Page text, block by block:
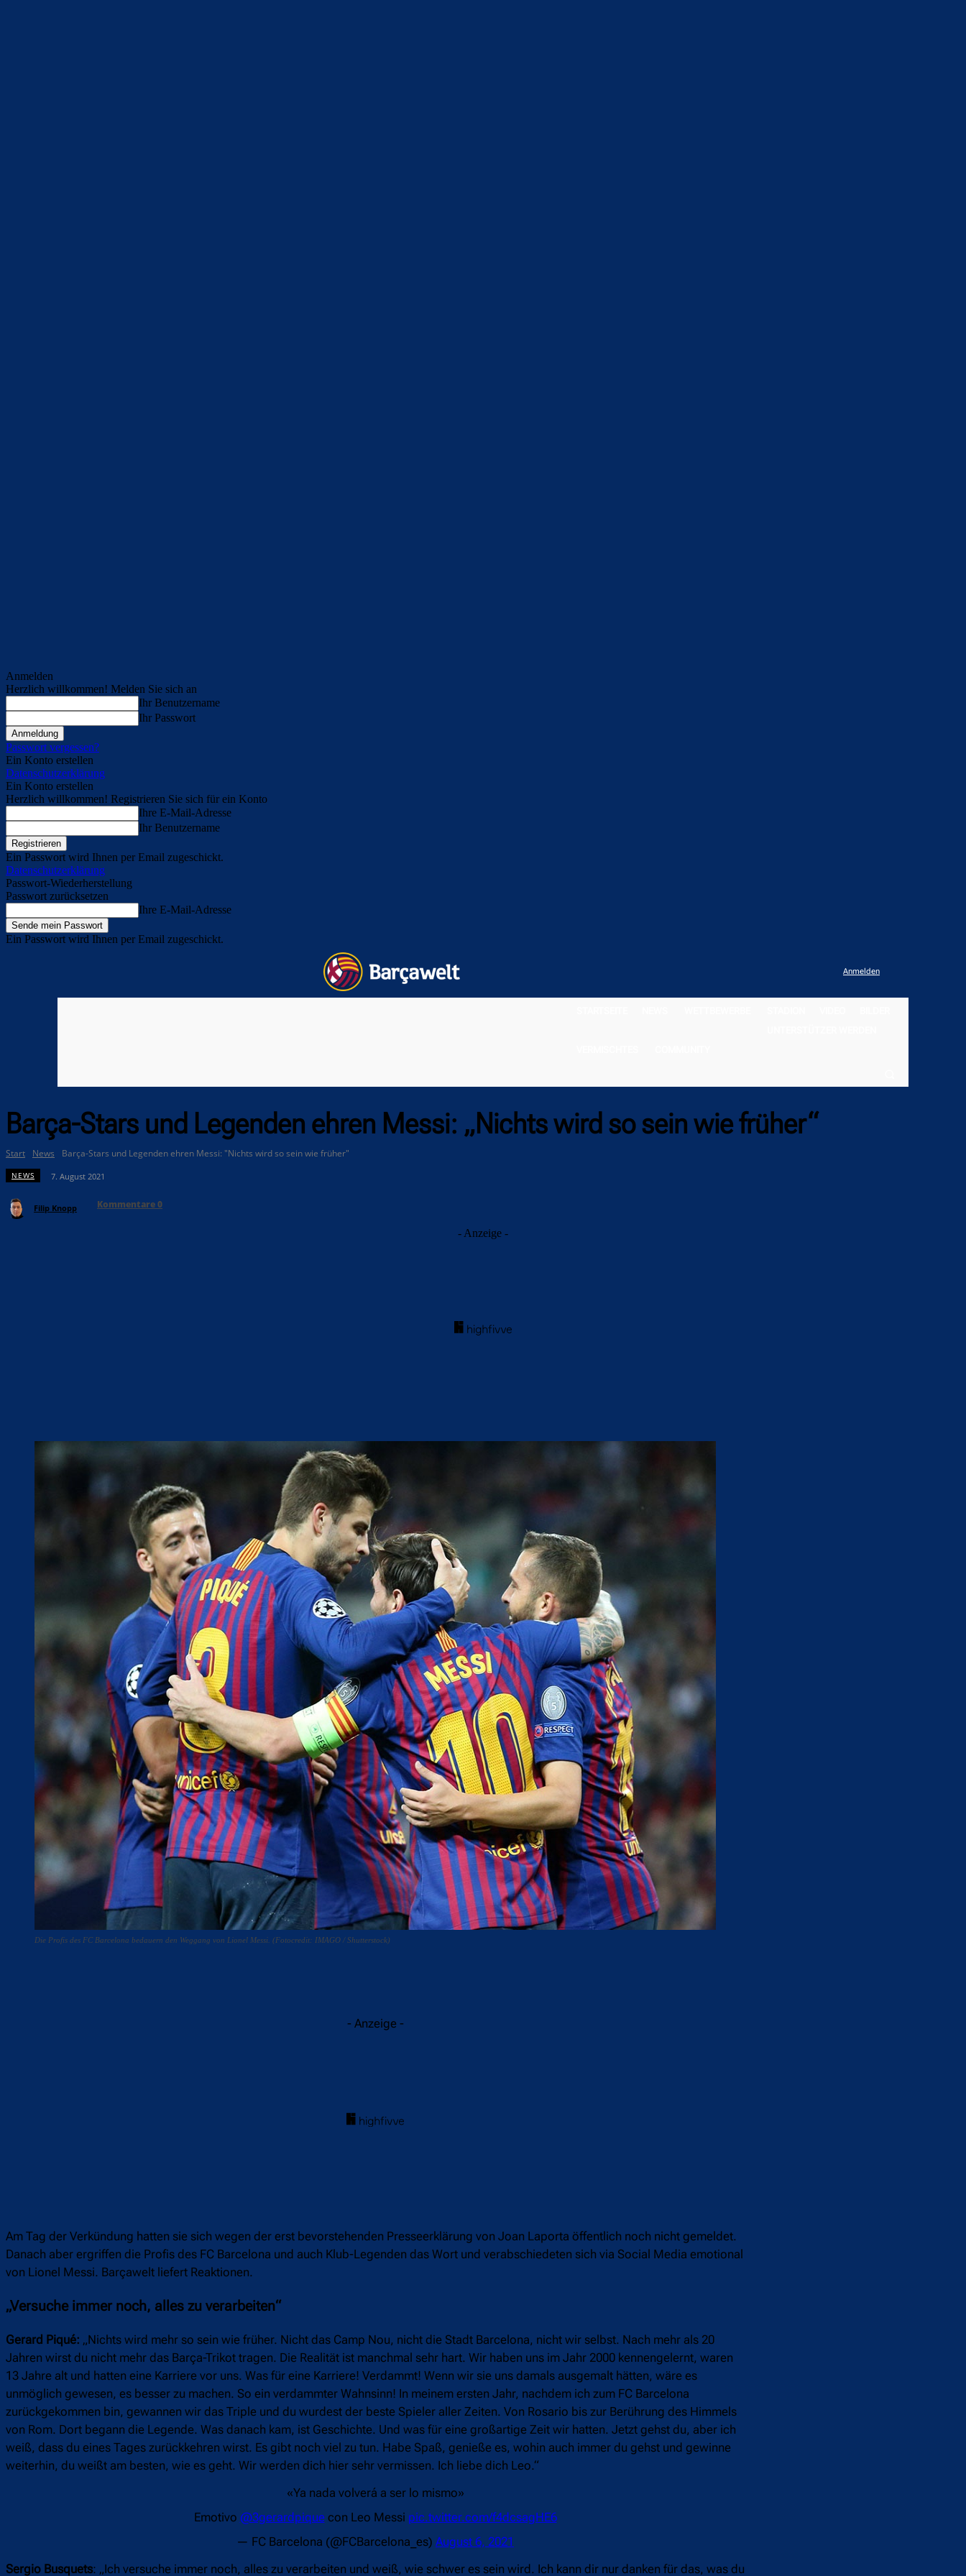
Anmelden
Herzlich willkommen! Melden Sie sich an
Ihr Benutzername
Ihr Passwort
Passwort vergessen?
Ein Konto erstellen
Datenschutzerklärung
Ein Konto erstellen
Herzlich willkommen! Registrieren Sie sich für ein Konto
Ihre E-Mail-Adresse
Ihr Benutzername
Ein Passwort wird Ihnen per Email zugeschickt.
Datenschutzerklärung
Passwort-Wiederherstellung
Passwort zurücksetzen
Ihre E-Mail-Adresse
Ein Passwort wird Ihnen per Email zugeschickt.
Anmelden
Barça-Stars und Legenden ehren Messi: „Nichts wird so sein wie früher“
Start News Barça-Stars und Legenden ehren Messi: "Nichts wird so sein wie früher"
NEWS 7. August 2021
Filip Knopp Kommentare0
- Anzeige -
Die Profis des FC Barcelona bedauern den Weggang von Lionel Messi. (Fotocredit: IMAGO / Shutterstock)
- Anzeige -
Am Tag der Verkündung hatten sie sich wegen der erst bevorstehenden Presseerklärung von Joan Laporta öffentlich noch nicht gemeldet.
Danach aber ergriffen die Profis des FC Barcelona und auch Klub-Legenden das Wort und verabschiedeten sich via Social Media emotional
von Lionel Messi. Barçawelt liefert Reaktionen.
„Versuche immer noch, alles zu verarbeiten“
Gerard Piqué: „Nichts wird mehr so sein wie früher. Nicht das Camp Nou, nicht die Stadt Barcelona, nicht wir selbst. Nach mehr als 20
Jahren wirst du nicht mehr das Barça-Trikot tragen. Die Realität ist manchmal sehr hart. Wir haben uns im Jahr 2000 kennengelernt, waren
13 Jahre alt und hatten eine Karriere vor uns. Was für eine Karriere! Verdammt! Wenn wir sie uns damals ausgemalt hätten, wäre es
unmöglich gewesen, es besser zu machen. So ein verdammter Wahnsinn! In meinem ersten Jahr, nachdem ich zum FC Barcelona
zurückgekommen bin, gewannen wir das Triple und du wurdest der beste Spieler aller Zeiten. Von Rosario bis zur Berührung des Himmels
von Rom. Dort begann die Legende. Was danach kam, ist Geschichte. Und was für eine großartige Zeit wir hatten. Jetzt gehst du, aber ich
weiß, dass du eines Tages zurückkehren wirst. Es gibt noch viel zu tun. Habe Spaß, genieße es, wohin auch immer du gehst und gewinne
weiterhin, du weißt am besten, wie es geht. Wir werden dich hier sehr vermissen. Ich liebe dich Leo.“
«Ya nada volverá a ser lo mismo»
Emotivo @3gerardpiquecon Leo Messi pic.twitter.com/f4dcsagHE6
— FC Barcelona (@FCBarcelona_es) August 6, 2021
Sergio Busquets: „Ich versuche immer noch, alles zu verarbeiten und weiß, wie schwer es sein wird. Ich kann dir nur danken für das, was du